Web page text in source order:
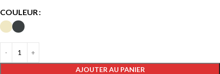
COULEUR
AJOUTER AU PANIER